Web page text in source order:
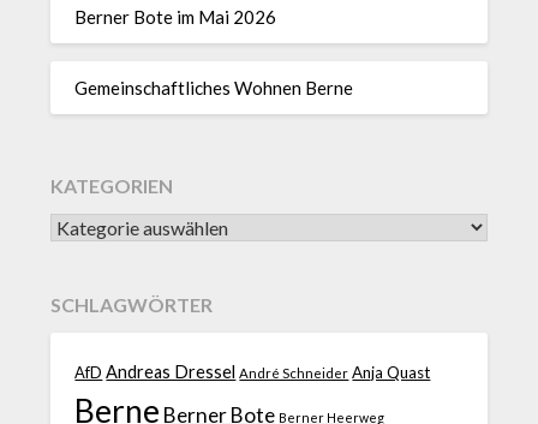
Berner Bote im Mai 2026
Gemeinschaftliches Wohnen Berne
KATEGORIEN
SCHLAGWÖRTER
AfD Andreas Dressel André Schneider Anja Quast
Berne Berner Bote Berner Heerweg